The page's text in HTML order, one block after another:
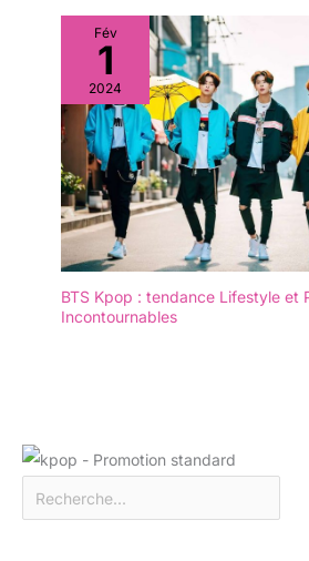
Fév
1
2024
BTS Kpop : tendance Lifestyle et
Incontournables